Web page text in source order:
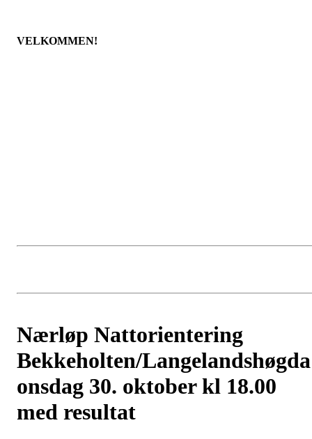
VELKOMMEN!
Nærløp Nattorientering
Bekkeholten/Langelandshøgda
onsdag 30. oktober kl 18.00
med resultat